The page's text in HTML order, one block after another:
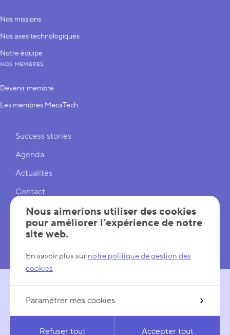
Nos missions
Nos axes technologiques
Notre équipe
NOS MEMBRES
Devenir membre
Les membres MecaTech
Liens rapides
Success stories
Agenda
Actualités
Contact
Cookies
Réglages cookies
SUIVEZ-NOUS
Nous aimerions utiliser des cookies
pour améliorer l’expérience de notre
site web.
En savoir plus sur notre politique de gestion des
cookies
Paramétrer mes cookies
Refuser tout Accepter tout